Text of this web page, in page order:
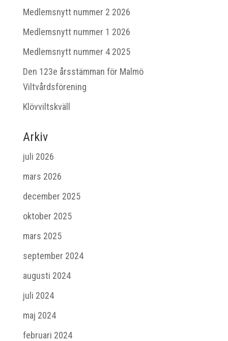
Medlemsnytt nummer 2 2026
Medlemsnytt nummer 1 2026
Medlemsnytt nummer 4 2025
Den 123e årsstämman för Malmö
Viltvårdsförening
Klövviltskväll
Arkiv
juli 2026
mars 2026
december 2025
oktober 2025
mars 2025
september 2024
augusti 2024
juli 2024
maj 2024
februari 2024